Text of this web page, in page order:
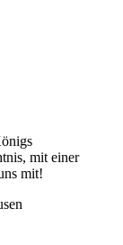
mit einer
mit!